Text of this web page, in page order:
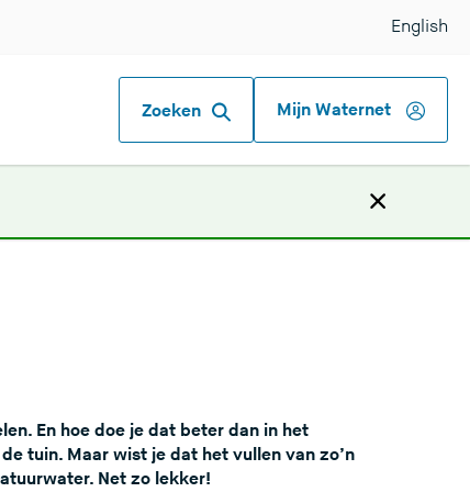
Zoeken Mijn Waternet
English
En hoe doe je dat beter dan in het
tuin. Maar wist je dat het vullen van zo’n
Net zo lekker!